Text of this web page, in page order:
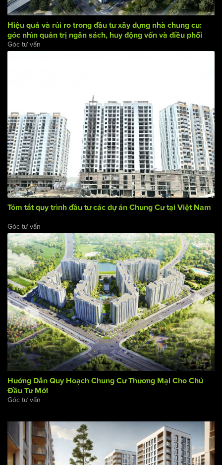
Tóm tắt quy trình đầu tư các dự án Chung Cư tại Việt Nam
Góc tư vấn
Đầu Tư Mới
Góc tư vấn